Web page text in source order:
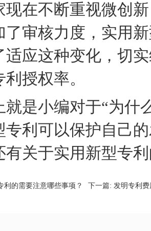
不断重视微创新
了审核力度，实用
适应这种变化，切
授权率。
小编对于“为什
专利可以保护自己
有关于实用新型专
利的需要注意哪些事项？ 下一篇: 发明专利